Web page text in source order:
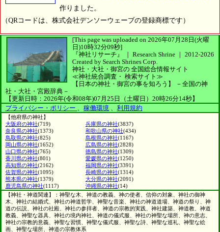
作りました。
（QRコードは、株式会社デンソーウェーブの登録商標です）
[This page was uploaded on 2026年07月28日(火曜
日)10時32分09秒]
『神社リサーチ』 ｜ Research Shrine ｜ 2012-2026
Created by Search Shrines Corp.
神社・大社・御宮の 全国総合情報サイト
≪神社統合調査・ 検索サイト≫
【日本の神社・御宮の事を知ろう】
－全国の神
社・大社・宮殿辞典－
【更新日時：2026年(令和08年)07月25日（土曜日）20時26分14秒】
プライバシー・ポリシー
稼働環境 利用規約
【他府県の神社】
大阪府の神社(719) 兵庫県の神社(3837)
奈良県の神社(1373) 和歌山県の神社(434)
鳥取県の神社(825) 島根県の神社(1167)
岡山県の神社(1652) 広島県の神社(2828)
山口県の神社(765) 徳島県の神社(1309)
香川県の神社(801) 愛媛県の神社(1250)
高知県の神社(2162) 福岡県の神社(3391)
佐賀県の神社(1095) 長崎県の神社(1314)
熊本県の神社(1379) 大分県の神社(2091)
鹿児島県の神社(1117) 沖縄県の神社(14)
【神社・神道関連】：神聖な木、神道の教義、神の使者、信仰の対象、神社の御神
木、神社の結婚式、神社の神道哲学、神聖な音楽、神社の神道道場、神道の祭り、神
道の伝説、神社の社殿、神社の参拝者、神道の宗教的実践、神社建築、神道教、神道
教義、神聖な器具、神社の境内神社、神道の儀式服、神社の神聖な場所、神の意志、
神社の宗教的意義、神聖な習慣、神聖な儀式服、神聖な詩、神聖な巡礼、神聖な絵
画、神聖な場所、神道の宗教体系